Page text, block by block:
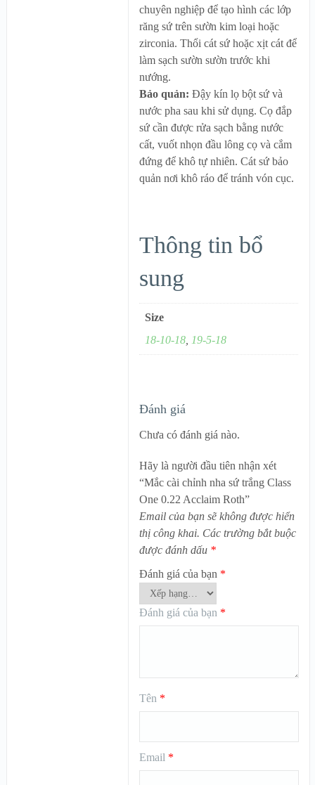
chuyên nghiệp để tạo hình các lớp
răng sứ trên sườn kim loại hoặc
zirconia. Thổi cát sứ hoặc xịt cát để
làm sạch sườn sườn trước khi
nướng.
Bảo quản: Đậy kín lọ bột sứ và
nước pha sau khi sử dụng. Cọ đắp
sứ cần được rửa sạch bằng nước
cất, vuốt nhọn đầu lông cọ và cắm
đứng để khô tự nhiên. Cát sứ bảo
quản nơi khô ráo để tránh vón cục.
Thông tin bổ
sung
Size
18-10-18 19-5-18
Đánh giá
Chưa có đánh giá nào.
Hãy là người đầu tiên nhận xét
“Mắc cài chỉnh nha sứ trắng Class
One 0.22 Acclaim Roth”
Email của bạn sẽ không được hiển
thị công khai. Các trường bắt buộc
được đánh dấu *
Đánh giá của bạn *
Đánh giá của bạn *
Tên *
Email *